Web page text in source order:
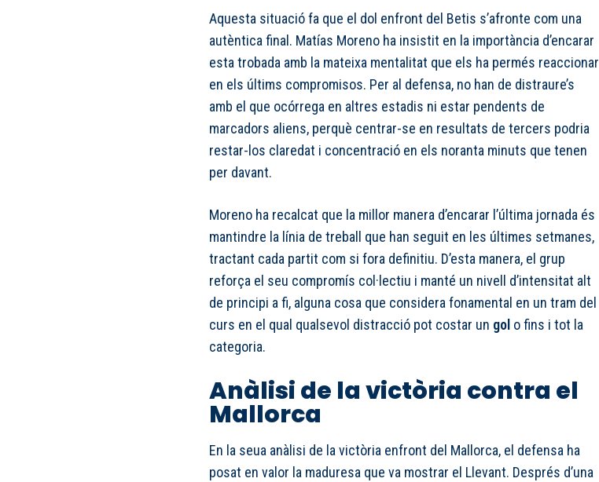
Aquesta situació fa que el dol enfront del Betis s’afronte com una
autèntica final. Matías Moreno ha insistit en la importància d’encarar
esta trobada amb la mateixa mentalitat que els ha permés reaccionar
en els últims compromisos. Per al defensa, no han de distraure’s
amb el que ocórrega en altres estadis ni estar pendents de
marcadors aliens, perquè centrar-se en resultats de tercers podria
restar-los claredat i concentració en els noranta minuts que tenen
per davant.
Moreno ha recalcat que la millor manera d’encarar l’última jornada és
mantindre la línia de treball que han seguit en les últimes setmanes,
tractant cada partit com si fora definitiu. D’esta manera, el grup
reforça el seu compromís col·lectiu i manté un nivell d’intensitat alt
de principi a fi, alguna cosa que considera fonamental en un tram del
curs en el qual qualsevol distracció pot costar un gol o fins i tot la
categoria.
Anàlisi de la victòria contra el
Mallorca
En la seua anàlisi de la victòria enfront del Mallorca, el defensa ha
posat en valor la maduresa que va mostrar el Llevant. Després d’una